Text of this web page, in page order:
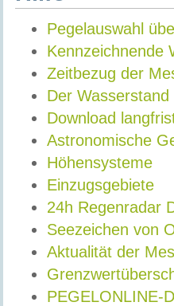
Pegelauswahl
Kennzeichnende
Zeitbezug der
Der Wasserstand
Download
Astronomische
Höhensysteme
Einzugsgebiete
24h Regenradar
Seezeichen von
Aktualität der
PEGELONLINE-